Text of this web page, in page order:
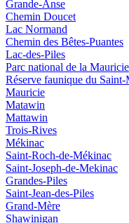
Grande-Anse
Chemin Doucet
Lac Normand
Chemin des Bêtes-Puantes
Lac-des-Piles
Parc national de la Mauricie
Réserve faunique du
Mauricie
Matawin
Mattawin
Trois-Rives
Mékinac
Saint-Roch-de-Mékinac
Saint-Joseph-de-Mekinac
Grandes-Piles
Saint-Jean-des-Piles
Grand-Mère
Shawinigan